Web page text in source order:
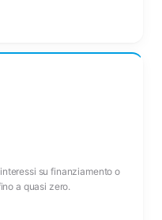
su finanziamento o
a quasi zero.